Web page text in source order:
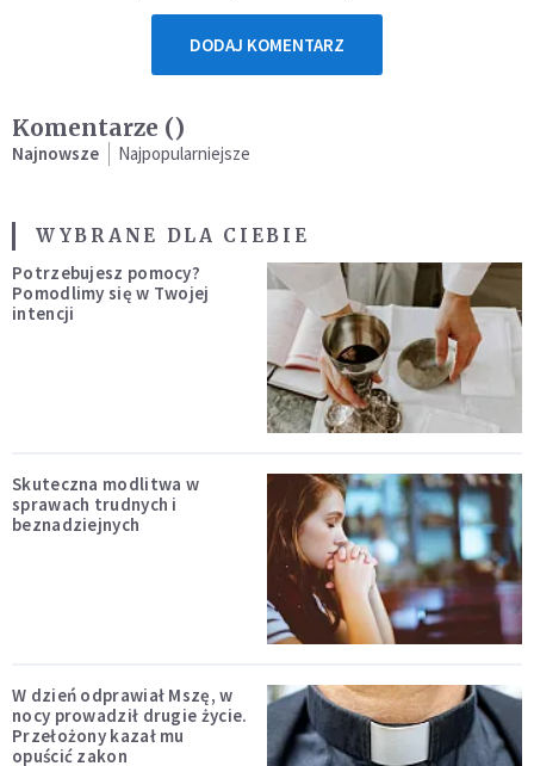
DODAJ KOMENTARZ
Komentarze ()
Najnowsze Najpopularniejsze
WYBRANE DLA CIEBIE
Potrzebujesz pomocy?
Pomodlimy się w Twojej
intencji
Skuteczna modlitwa w
sprawach trudnych i
beznadziejnych
W dzień odprawiał Mszę, w
nocy prowadził drugie życie.
Przełożony kazał mu
opuścić zakon